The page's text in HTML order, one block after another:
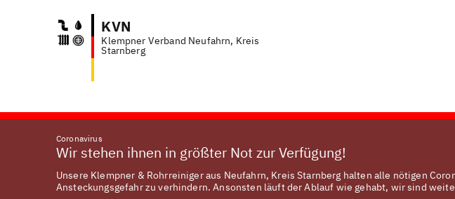
KVN
Klempner Verband Neufahrn, Kreis
Starnberg
Coronavirus
Wir stehen ihnen in größter Not zur Verfügung!
Unsere Klempner & Rohrreiniger aus Neufahrn, Kreis Starnberg halten alle nötigen
Ansteckungsgefahr zu verhindern. Ansonsten läuft der Ablauf wie gehabt, wir sind